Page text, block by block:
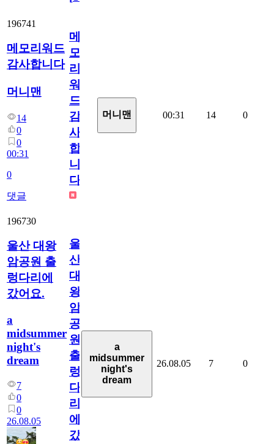
196741
메모리워드
감사합니다
머니맨
14
0
0
00:31
0
댓글
메
모
리
워
드
감
사
합
니
다
머니맨 00:31 14 0
196730
울산 대왕
암공원 출
렁다리에
갔어요.
a
midsummer
night's
dream
7
0
0
26.08.05
울
산
대
왕
암
공
원
출
렁
다
리
에
갔
a
midsummer
night's
dream
26.08.05 7 0